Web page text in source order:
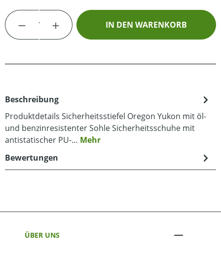
Produkt Anzahl: Gib den gewünschten
IN DEN WARENKORB
Beschreibung
Produktdetails Sicherheitsstiefel Oregon Yukon mit öl-
und benzinresistenter Sohle Sicherheitsschuhe mit
antistatischer PU-… Mehr
Bewertungen
ÜBER UNS